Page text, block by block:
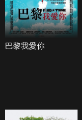
巴黎我愛你